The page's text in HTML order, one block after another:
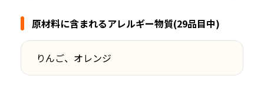
原材料に含まれるアレルギー物質(29品目中)
りんご、オレンジ